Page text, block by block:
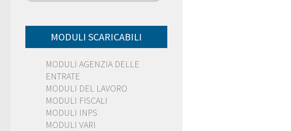
MODULI SCARICABILI
MODULI AGENZIA DELLE
ENTRATE
MODULI DEL LAVORO
MODULI FISCALI
MODULI INPS
MODULI VARI